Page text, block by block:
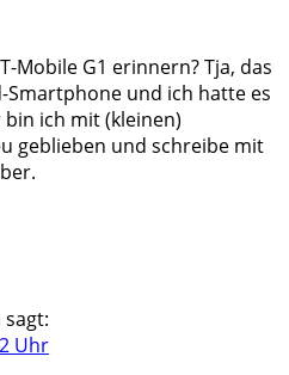
Mobile G1 erinnern? Tja, das
und ich hatte es
ich mit (kleinen)
geblieben und schreibe mit
sagt:
Uhr